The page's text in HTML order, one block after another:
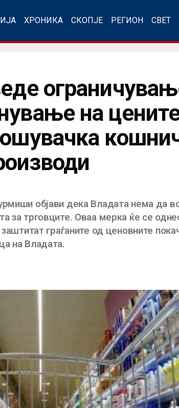
ХРОНИКА СКОПЈЕ РЕГИОН СВЕТ
на
објави дека Владата нема да
за трговците. Оваа мерка ќе се
граѓаните од ценовните
на Владата.